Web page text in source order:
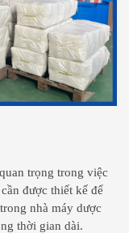
trọng trong việc
được thiết kế để
nhà máy dược
thời gian dài.